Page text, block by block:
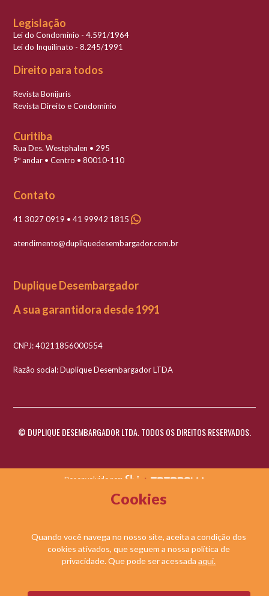
Cookies
Quando você navega no nosso site, aceita a condição dos
cookies ativados, que seguem a nossa política de
privacidade. Que pode ser acessadaaqui.
Legislação
Lei do Condomínio - 4.591/1964
Lei do Inquilinato - 8.245/1991
Direito para todos
Revista Bonijuris
Revista Direito e Condomínio
Curitiba
Rua Des. Westphalen • 295
9º andar • Centro • 80010-110
Contato
41 3027 0919 • 41 99942 1815
atendimento@dupliquedesembargador.com.br
Duplique Desembargador
A sua garantidora desde 1991
CNPJ: 40211856000554
Razão social: Duplique Desembargador LTDA
© DUPLIQUE DESEMBARGADOR LTDA. TODOS OS DIREITOS RESERVADOS.
Desenvolvido por: